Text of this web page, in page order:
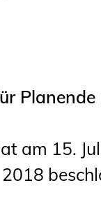
am 15.